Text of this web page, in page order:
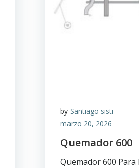
by Santiago sisti
marzo 20, 2026
Quemador 600
Quemador 600